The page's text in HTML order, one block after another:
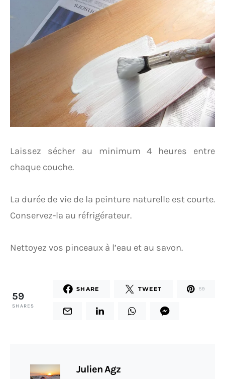
Laissez sécher au minimum 4 heures entre
chaque couche.
La durée de vie de la peinture naturelle est courte.
Conservez-la au réfrigérateur.
Nettoyez vos pinceaux à l’eau et au savon.
59
SHARES
SHARE TWEET 59
Julien Agz